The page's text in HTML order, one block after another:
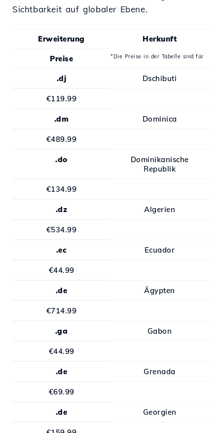
Sichtbarkeit auf globaler Ebene.
Erweiterung Herkunft
Preise
.dj Dschibuti
€119.99
.dm Dominica
€489.99
.do
Dominikanische
Republik
€134.99
.dz Algerien
€534.99
.ec Ecuador
€44.99
.de Ägypten
€714.99
.ga Gabon
€44.99
.de Grenada
€69.99
.de Georgien
*Die Preise in der Tabelle sind für